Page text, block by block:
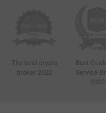
The best crypto
broker 2022
Best
Service
2022